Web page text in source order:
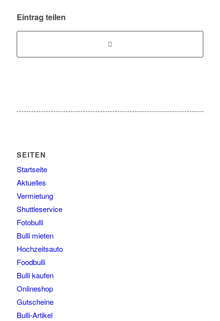
Eintrag teilen
SEITEN
Startseite
Aktuelles
Vermietung
Shuttleservice
Fotobulli
Bulli mieten
Hochzeitsauto
Foodbulli
Bulli kaufen
Onlineshop
Gutscheine
Bulli-Artikel